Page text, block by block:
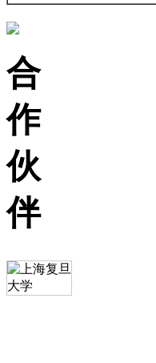
合
作
伙
伴